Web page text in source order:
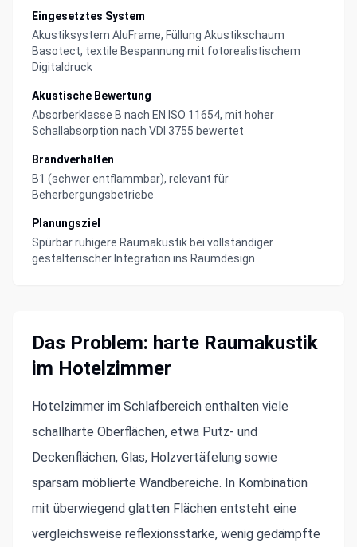
Eingesetztes System
Akustiksystem AluFrame, Füllung Akustikschaum
Basotect, textile Bespannung mit fotorealistischem
Digitaldruck
Akustische Bewertung
Absorberklasse B nach EN ISO 11654, mit hoher
Schallabsorption nach VDI 3755 bewertet
Brandverhalten
B1 (schwer entflammbar), relevant für
Beherbergungsbetriebe
Planungsziel
Spürbar ruhigere Raumakustik bei vollständiger
gestalterischer Integration ins Raumdesign
Das Problem: harte Raumakustik
im Hotelzimmer
Hotelzimmer im Schlafbereich enthalten viele
schallharte Oberflächen, etwa Putz- und
Deckenflächen, Glas, Holzvertäfelung sowie
sparsam möblierte Wandbereiche. In Kombination
mit überwiegend glatten Flächen entsteht eine
vergleichsweise reflexionsstarke, wenig gedämpfte